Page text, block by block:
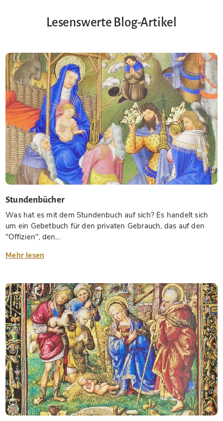
Lesenswerte Blog-Artikel
Stundenbücher
Was hat es mit dem Stundenbuch auf sich? Es handelt sich
um ein Gebetbuch für den privaten Gebrauch, das auf den
"Offizien", den...
Mehr lesen